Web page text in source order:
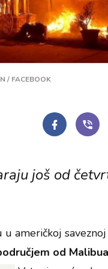
/ FACEBOOK
još od
u američkoj
od